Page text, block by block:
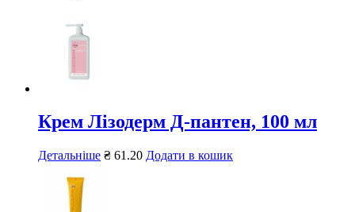
Крем Лізодерм Д-пантен, 100 мл
Детальніше ₴ 61.20 Додати в кошик